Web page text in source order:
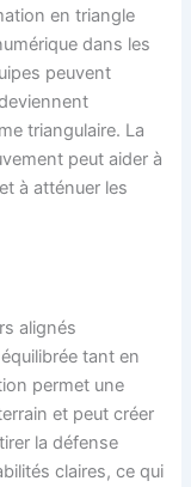
en triangle
dans les
peuvent
triangulaire. La
peut aider à
à atténuer les
alignés
tant en
permet une
et peut créer
la défense
claires, ce qui